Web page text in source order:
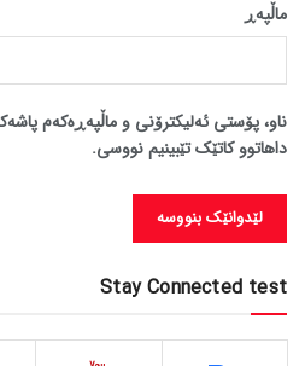
ماڵپه‌ڕ
ناو، پۆستی ئەلیکترۆنی و ماڵپەڕەکەم
داهاتوو کاتێک تێبینیم نووسی.
Stay Connected test